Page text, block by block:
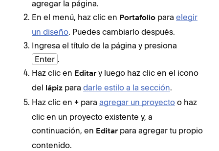
agregar la página.
En el menú, haz clic en Portafolio para elegir
un diseño. Puedes cambiarlo después.
Ingresa el título de la página y presiona
Enter .
Haz clic en Editar y luego haz clic en el icono
del lápiz para darle estilo a la sección.
Haz clic en + para agregar un proyecto o haz
clic en un proyecto existente y, a
continuación, en Editar para agregar tu propio
contenido.